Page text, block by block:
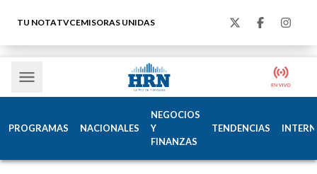
TU NOTATVCEMISORAS UNIDAS
PROGRAMAS NACIONALES
NEGOCIOS
Y
FINANZAS
TENDENCIAS